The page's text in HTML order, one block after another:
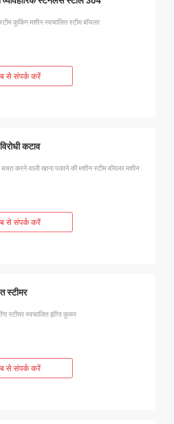
कुकिंग मशीन स्वचालित स्टीम बॉयलर
से संपर्क करें
कटाव
करने वाली खाना पकाने की मशीन स्टीम बॉयलर मशीन
से संपर्क करें
स्टीमर
स्टीमर स्वचालित झींगा कुकर
से संपर्क करें